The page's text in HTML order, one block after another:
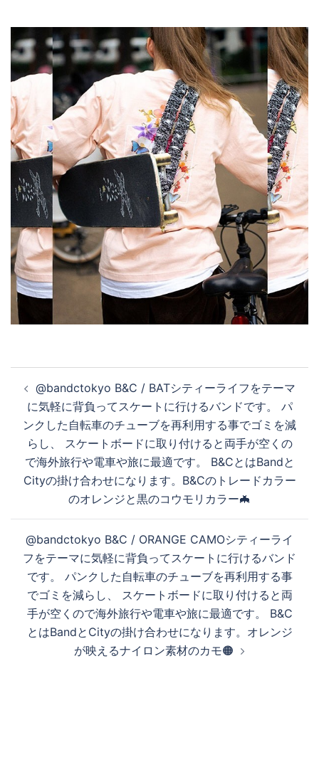
稿
ナ
ビ
ゲ
ー
ョ
ン
@bandctokyo B&C / BATシティーライフをテーマ
に気軽に背負ってスケートに行けるバンドです。 パ
ンクした自転車のチューブを再利用する事でゴミを減
らし、 スケートボードに取り付けると両手が空くの
で海外旅行や電車や旅に最適です。 B&CとはBandと
Cityの掛け合わせになります。B&Cのトレードカラー
のオレンジと黒のコウモリカラー🦇
@bandctokyo B&C / ORANGE CAMOシティーライ
フをテーマに気軽に背負ってスケートに行けるバンド
です。 パンクした自転車のチューブを再利用する事
でゴミを減らし、 スケートボードに取り付けると両
手が空くので海外旅行や電車や旅に最適です。 B&C
とはBandとCityの掛け合わせになります。オレンジ
が映えるナイロン素材のカモ🟠